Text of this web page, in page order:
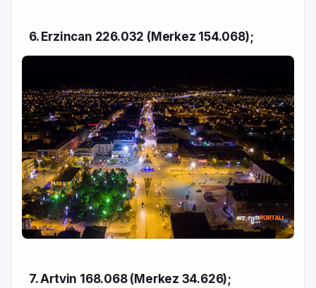
6. Erzincan 226.032 (Merkez 154.068);
7. Artvin 168.068 (Merkez 34.626);